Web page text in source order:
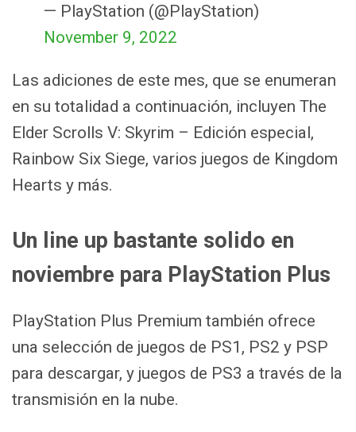
— PlayStation (@PlayStation)
November 9, 2022
Las adiciones de este mes, que se enumeran
en su totalidad a continuación, incluyen The
Elder Scrolls V: Skyrim – Edición especial,
Rainbow Six Siege, varios juegos de Kingdom
Hearts y más.
Un line up bastante solido en
noviembre para PlayStation Plus
PlayStation Plus Premium también ofrece
una selección de juegos de PS1, PS2 y PSP
para descargar, y juegos de PS3 a través de la
transmisión en la nube.